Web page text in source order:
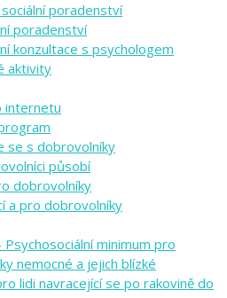
poradenství
poradenství
konzultace s psychologem
aktivity
internetu
se s dobrovolníky
působí
dobrovolníky
a pro dobrovolníky
Psychosociální minimum pro
nemocné a jejich blízké
lidi navracející se po rakovině do